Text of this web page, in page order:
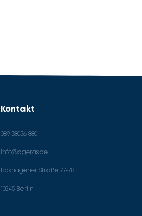
Kontakt
089 38036 880
info@ageras.de
Boxhagener Straße 77-78
10245 Berlin